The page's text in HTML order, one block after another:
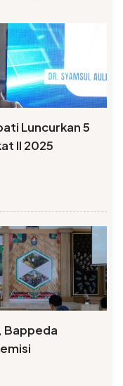
Luncurkan 5
II 2025
Bappeda